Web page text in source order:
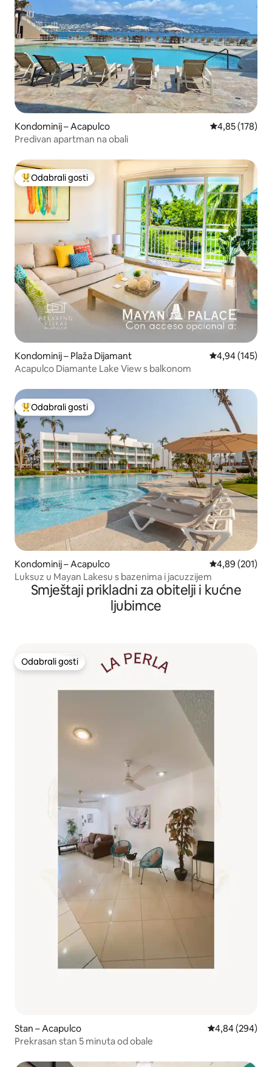
Kondominij – Acapulco Prosječna
4,85 (178)
Predivan apartman na obali
Među najviše rangiranima s oznakom „Odabrali gosti”
Odabrali gosti
Kondominij – Plaža Dijamant Prosječna
4,94 (145)
Acapulco Diamante Lake View s balkonom
Među najviše rangiranima s oznakom „Odabrali gosti”
Odabrali gosti
Kondominij – Acapulco Prosječna
4,89 (201)
Luksuz u Mayan Lakesu s bazenima i jacuzzijem
Smještaji prikladni za obitelji i kućne
ljubimce
Odabrali gosti
Odabrali gosti
Stan – Acapulco Prosječna
4,84 (294)
Prekrasan stan 5 minuta od obale